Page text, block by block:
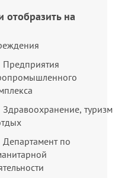
отобразить на
Предприятия
Здравоохранение, туризм
Департамент по